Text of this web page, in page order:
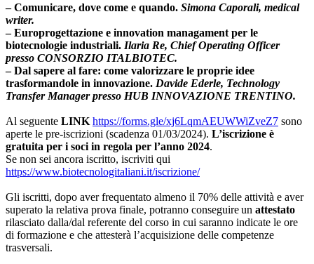
– Comunicare, dove come e quando. Simona Caporali, medical
writer.
– Europrogettazione e innovation managament per le
biotecnologie industriali. Ilaria Re, Chief Operating Officer
presso CONSORZIO ITALBIOTEC.
– Dal sapere al fare: come valorizzare le proprie idee
trasformandole in innovazione. Davide Ederle, Technology
Transfer Manager presso HUB INNOVAZIONE TRENTINO.
Al seguente LINK https://forms.gle/xj6LqmAEUWWiZveZ7 sono
aperte le pre-iscrizioni (scadenza 01/03/2024). L’iscrizione è
gratuita per i soci in regola per l’anno 2024.
Se non sei ancora iscritto, iscriviti qui
https://www.biotecnologitaliani.it/iscrizione/
Gli iscritti, dopo aver frequentato almeno il 70% delle attività e aver
superato la relativa prova finale, potranno conseguire un attestato
rilasciato dalla/dal referente del corso in cui saranno indicate le ore
di formazione e che attesterà l’acquisizione delle competenze
trasversali.